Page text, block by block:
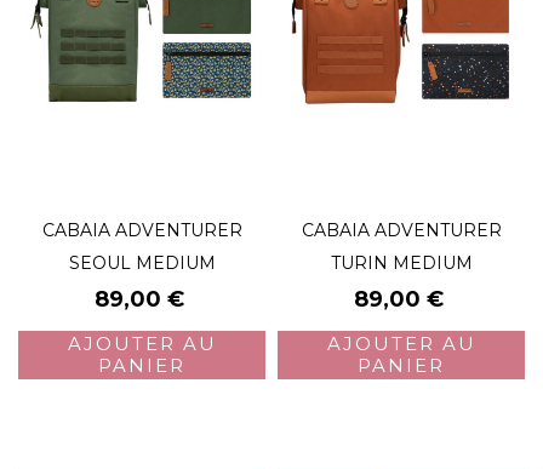
CABAIA ADVENTURER
SEOUL MEDIUM
Prix
89,00 €
AJOUTER AU
PANIER
CABAIA ADVENTURER
TURIN MEDIUM
Prix
89,00 €
AJOUTER AU
PANIER